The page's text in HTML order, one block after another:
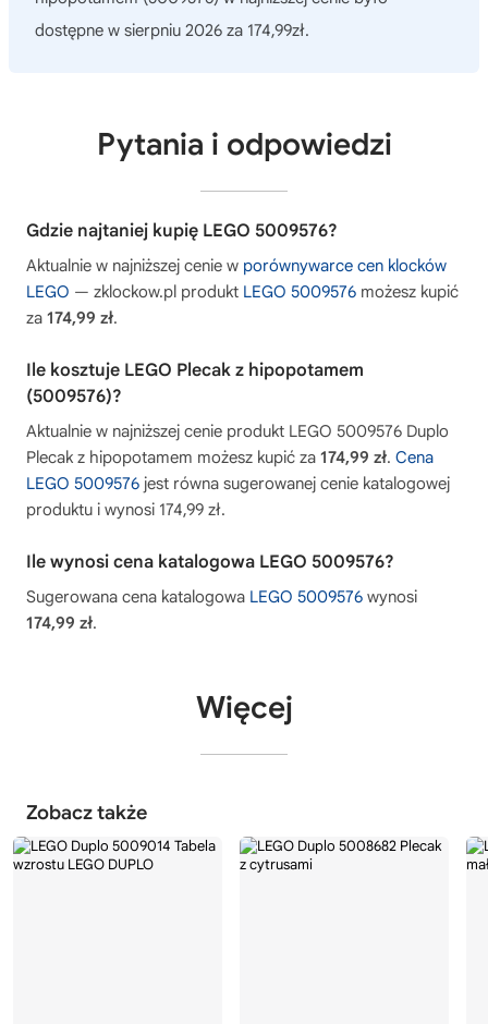
dostępne w sierpniu 2026 za 174,99zł.
Pytania i odpowiedzi
Gdzie najtaniej kupię LEGO 5009576?
Aktualnie w najniższej cenie w porównywarce cen klocków
LEGO — zklockow.pl produkt LEGO 5009576 możesz kupić
za 174,99 zł.
Ile kosztuje LEGO Plecak z hipopotamem
(5009576)?
Aktualnie w najniższej cenie produkt LEGO 5009576 Duplo
Plecak z hipopotamem możesz kupić za 174,99 zł. Cena
LEGO 5009576 jest równa sugerowanej cenie katalogowej
produktu i wynosi 174,99 zł.
Ile wynosi cena katalogowa LEGO 5009576?
Sugerowana cena katalogowa LEGO 5009576 wynosi
174,99 zł.
Więcej
Zobacz także